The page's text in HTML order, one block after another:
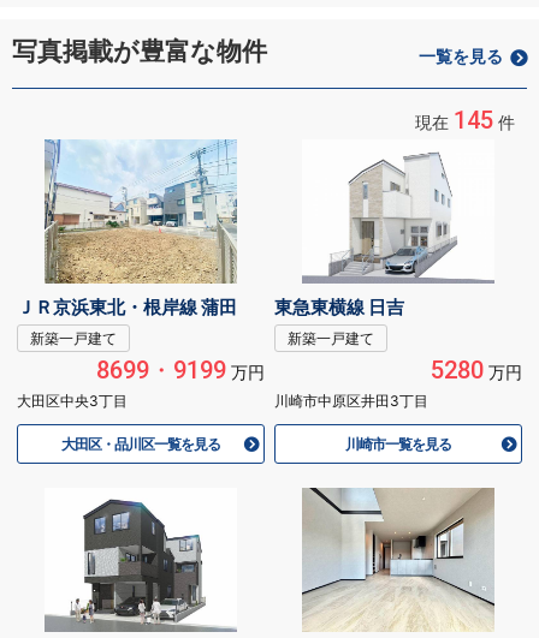
写真掲載が豊富な物件 一覧を見る
現在 145 件
ＪＲ京浜東北・根岸線 蒲田
新築一戸建て
8699・9199万円
大田区中央3丁目
大田区・品川区一覧を見る
東急東横線 日吉
新築一戸建て
5280万円
川崎市中原区井田3丁目
川崎市一覧を見る